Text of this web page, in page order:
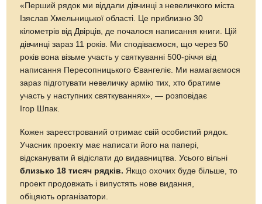
«Перший рядок ми віддали дівчинці з невеличкого міста
Ізяслав Хмельницької області. Це приблизно 30
кілометрів від Двірців, де почалося написання книги. Цій
дівчинці зараз 11 років. Ми сподіваємося, що через 50
років вона візьме участь у святкуванні 500-річчя від
написання Пересопницького Євангеліє. Ми намагаємося
зараз підготувати невеличку армію тих, хто братиме
участь у наступних святкуваннях», — розповідає
Ігор Шпак.
Кожен зареєстрований отримає свій особистий рядок.
Учасник проекту має написати його на папері,
відсканувати й відіслати до видавництва. Усього вільні
близько 18 тисяч рядків. Якщо охочих буде більше, то
проект продовжать і випустять нове видання,
обіцяють організатори.